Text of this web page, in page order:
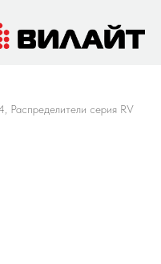
Распределители серия RV